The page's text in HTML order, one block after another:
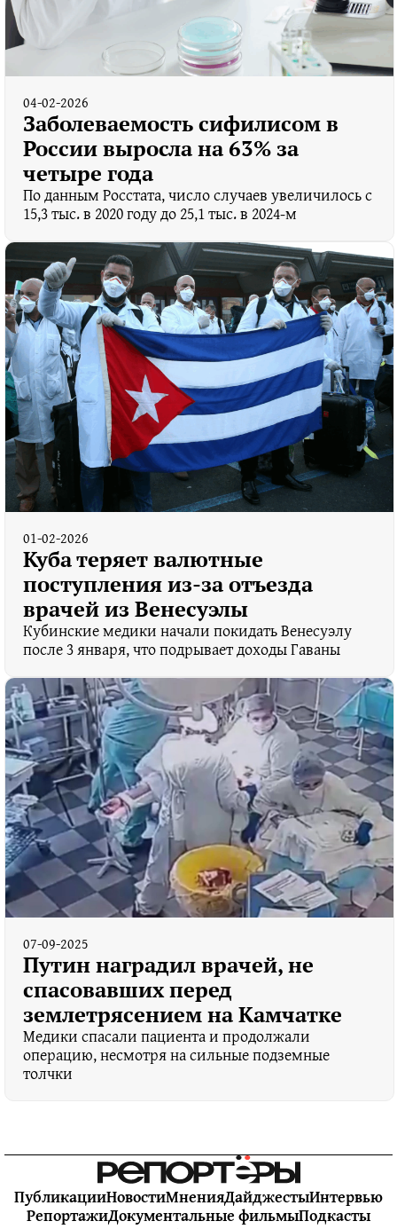
04-02-2026
Заболеваемость сифилисом в
России выросла на 63% за
четыре года
По данным Росстата, число случаев увеличилось с
15,3 тыс. в 2020 году до 25,1 тыс. в 2024‑м
01-02-2026
Куба теряет валютные
поступления из‑за отъезда
врачей из Венесуэлы
Кубинские медики начали покидать Венесуэлу
после 3 января, что подрывает доходы Гаваны
07-09-2025
Путин наградил врачей, не
спасовавших перед
землетрясением на Камчатке
Медики спасали пациента и продолжали
операцию, несмотря на сильные подземные
толчки
ПубликацииНовостиМненияДайджестыИнтервью
РепортажиДокументальные фильмыПодкасты